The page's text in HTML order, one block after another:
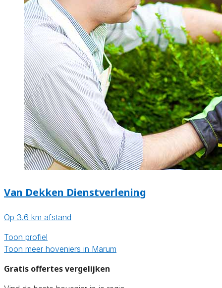
Van Dekken Dienstverlening
Op 3.6 km afstand
Toon profiel
Toon meer hoveniers in Marum
Gratis offertes vergelijken